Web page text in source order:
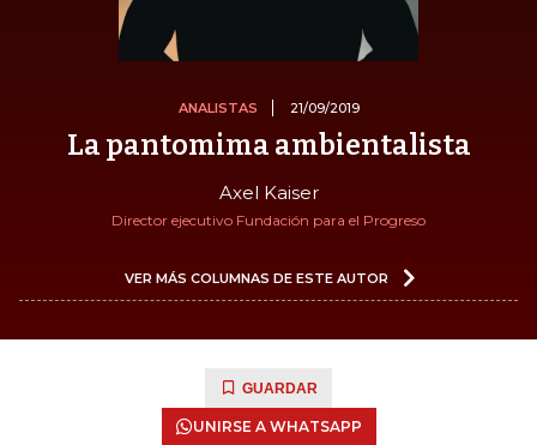
ANALISTAS 21/09/2019
La pantomima ambientalista
Axel Kaiser
Director ejecutivo Fundación para el Progreso
VER MÁS COLUMNAS DE ESTE AUTOR
GUARDAR
UNIRSE A WHATSAPP